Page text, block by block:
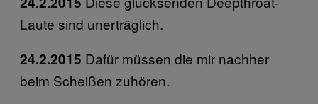
Laute sind unerträglich.
24.2.2015 Dafür müssen die mir nachher
beim Scheißen zuhören.